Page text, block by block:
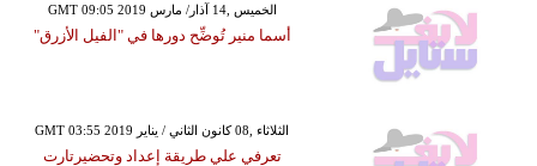
GMT 09:05 2019 الخميس ,14 آذار/ مارس
أسما منير تُوضِّح دورها في "الفيل الأزرق"
GMT 03:55 2019 الثلاثاء ,08 كانون الثاني / يناير
تعرفي علي طريقة إعداد وتحضيرتارت